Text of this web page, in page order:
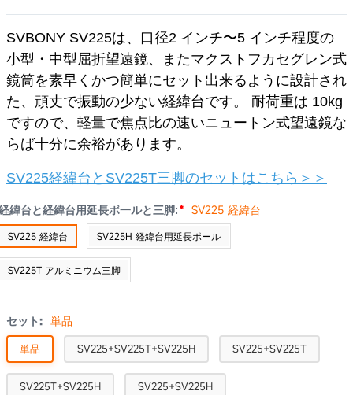
SVBONY SV225は、口径2 インチ〜5 インチ程度の
小型・中型屈折望遠鏡、またマクストフカセグレン式
鏡筒を素早くかつ簡単にセット出来るように設計され
た、頑丈で振動の少ない経緯台です。 耐荷重は 10kg
ですので、軽量で焦点比の速いニュートン式望遠鏡な
らば十分に余裕があります。
SV225経緯台とSV225T三脚のセットはこちら＞＞
緯台と経緯台用延長ポ一ルと三脚:* SV225 経緯台
SV225 経緯台 SV225H 経緯台用延長ポール
SV225T アルミニウム三脚
セット: 単品
単品 SV225+SV225T+SV225H SV225+SV225T
SV225T+SV225H SV225+SV225H